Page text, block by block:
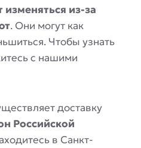
из-за
. Они могут как
Чтобы узнать
с нашими
доставку
Российской
в Санкт-